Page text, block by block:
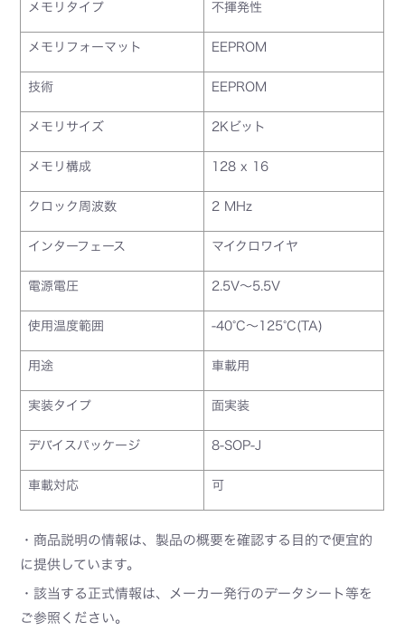
メモリタイプ 不揮発性
メモリフォーマット EEPROM
技術 EEPROM
メモリサイズ 2Kビット
メモリ構成 128 x 16
クロック周波数 2 MHz
インターフェース マイクロワイヤ
電源電圧 2.5V～5.5V
使用温度範囲 -40°C～125°C(TA)
用途 車載用
実装タイプ 面実装
デバイスパッケージ 8-SOP-J
車載対応 可
・商品説明の情報は、製品の概要を確認する目的で便宜的
に提供しています。
・該当する正式情報は、メーカー発行のデータシート等を
ご参照ください。